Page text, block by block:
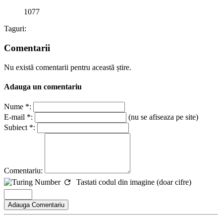
1077
Taguri:
Comentarii
Nu există comentarii pentru această știre.
Adauga un comentariu
Nume *:
E-mail *:
(nu se afiseaza pe site)
Subiect *:
Comentariu:
Tastati codul din imagine (doar cifre)